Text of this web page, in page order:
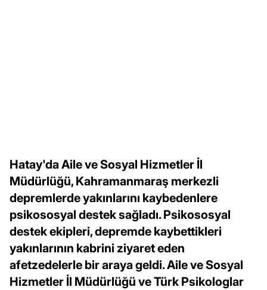
Hatay'da Aile ve Sosyal Hizmetler İl
Müdürlüğü, Kahramanmaraş merkezli
depremlerde yakınlarını kaybedenlere
psikososyal destek sağladı. Psikososyal
destek ekipleri, depremde kaybettikleri
yakınlarının kabrini ziyaret eden
afetzedelerle bir araya geldi. Aile ve Sosyal
Hizmetler İl Müdürlüğü ve Türk Psikologlar